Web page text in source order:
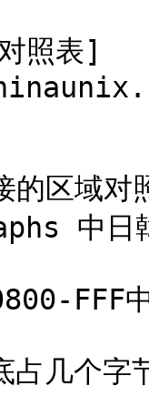
照表]
的区域
中日
FFF
占几个字